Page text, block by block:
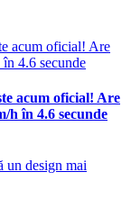
acum oficial! Are
h în 4.6 secunde